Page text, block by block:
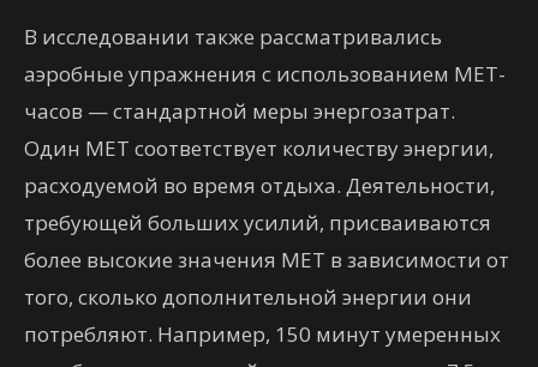
В исследовании также рассматривались
аэробные упражнения с использованием МЕТ-
часов — стандартной меры энергозатрат.
Один MET соответствует количеству энергии,
расходуемой во время отдыха. Деятельности,
требующей больших усилий, присваиваются
более высокие значения MET в зависимости от
того, сколько дополнительной энергии они
потребляют. Например, 150 минут умеренных